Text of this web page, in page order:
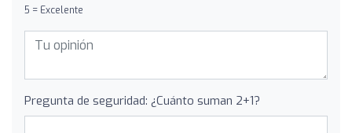
5 = Excelente
Pregunta de seguridad: ¿Cuánto suman 2+1?